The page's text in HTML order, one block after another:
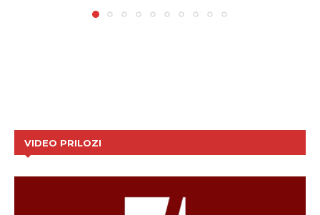
VIDEO PRILOZI